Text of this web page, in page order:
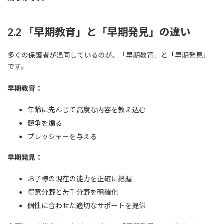
2.2 「早期教育」と「早期発見」の違い
多くの保護者が混同しているのが、「早期教育」と「早期発見」
です。
早期教育：
年齢に先んじて高度な内容を教え込む
競争を煽る
プレッシャーを与える
早期発見：
お子様の現在の能力を正確に把握
得意分野と苦手分野を明確化
個性に合わせた適切なサポートを提供